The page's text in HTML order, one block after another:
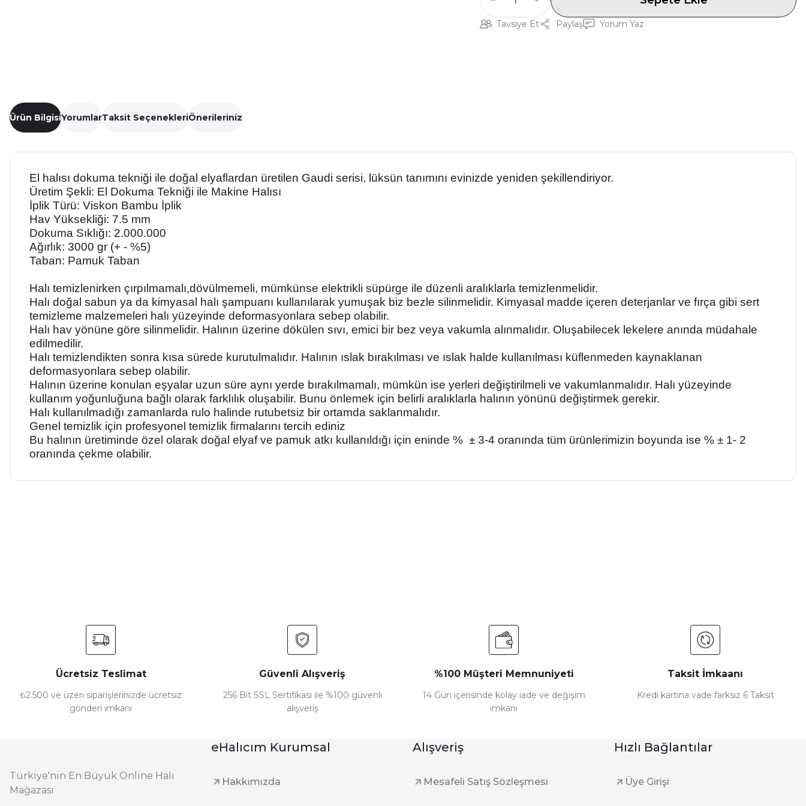
Tavsiye Et Paylaş Yorum Yaz
Ürün BilgisiYorumlarTaksit SeçenekleriÖnerileriniz
El halısı dokuma tekniği ile doğal elyaflardan üretilen Gaudi serisi, lüksün tanımını evinizde yeniden şekillendiriyor.
Üretim Şekli: El Dokuma Tekniği ile Makine Halısı
İplik Türü: Viskon Bambu İplik
Hav Yüksekliği: 7.5 mm
Dokuma Sıklığı: 2.000.000
Ağırlık: 3000 gr (+ - %5)
Taban: Pamuk Taban
Halı temizlenirken çırpılmamalı,dövülmemeli, mümkünse elektrikli süpürge ile düzenli aralıklarla temizlenmelidir.
Halı doğal sabun ya da kimyasal halı şampuanı kullanılarak yumuşak biz bezle silinmelidir. Kimyasal madde içeren deterjanlar ve fırça gibi sert
temizleme malzemeleri halı yüzeyinde deformasyonlara sebep olabilir.
Halı hav yönüne göre silinmelidir. Halının üzerine dökülen sıvı, emici bir bez veya vakumla alınmalıdır. Oluşabilecek lekelere anında müdahale
edilmedilir.
Halı temizlendikten sonra kısa sürede kurutulmalıdır. Halının ıslak bırakılması ve ıslak halde kullanılması küflenmeden kaynaklanan
deformasyonlara sebep olabilir.
Halının üzerine konulan eşyalar uzun süre aynı yerde bırakılmamalı, mümkün ise yerleri değiştirilmeli ve vakumlanmalıdır. Halı yüzeyinde
kullanım yoğunluğuna bağlı olarak farklılık oluşabilir. Bunu önlemek için belirli aralıklarla halının yönünü değiştirmek gerekir.
Halı kullanılmadığı zamanlarda rulo halinde rutubetsiz bir ortamda saklanmalıdır.
Genel temizlik için profesyonel temizlik firmalarını tercih ediniz
Bu halının üretiminde özel olarak doğal elyaf ve pamuk atkı kullanıldığı için eninde % ± 3-4 oranında tüm ürünlerimizin boyunda ise % ± 1- 2
oranında çekme olabilir.
Bu ürüne benzer farklı alternatifler olmalı.
Ücretsiz Teslimat
₺2.500 ve üzeri siparişlerinizde ücretsiz
gönderi imkanı
Güvenli Alışveriş
256 Bit SSL Sertifikası ile %100 güvenli
alışveriş
%100 Müşteri Memnuniyeti
14 Gün içerisinde kolay iade ve değişim
imkanı
Taksit İmkaanı
Kredi kartına vade farksız 6 Taksit
Türkiye'nin En Büyük Online Halı
Mağazası
eHalıcım Kurumsal
Hakkımızda
Alışveriş
Mesafeli Satış Sözleşmesi
Hızlı Bağlantılar
Üye Girişi